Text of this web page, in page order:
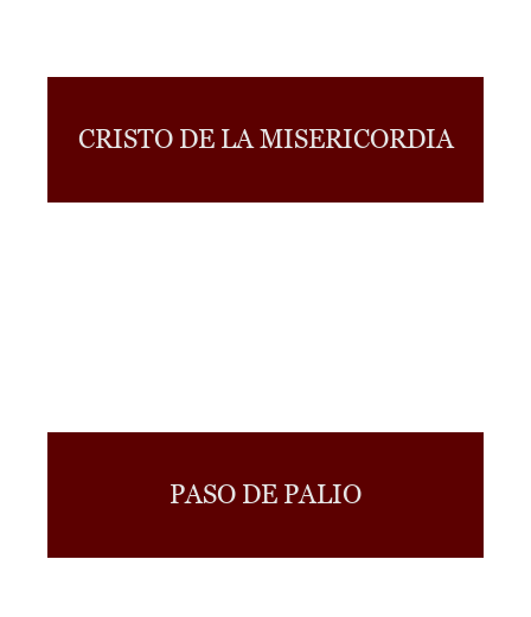
CRISTO DE LA MISERICORDIA
PASO DE PALIO